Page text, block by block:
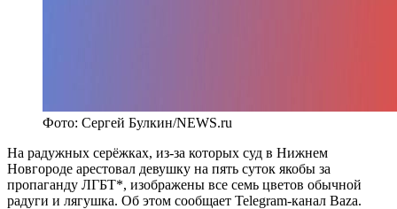
Фото: Сергей Булкин/NEWS.ru
На радужных серёжках, из-за которых суд в Нижнем
Новгороде арестовал девушку на пять суток якобы за
пропаганду ЛГБТ*, изображены все семь цветов обычной
радуги и лягушка. Об этом сообщает Telegram-канал Baza.